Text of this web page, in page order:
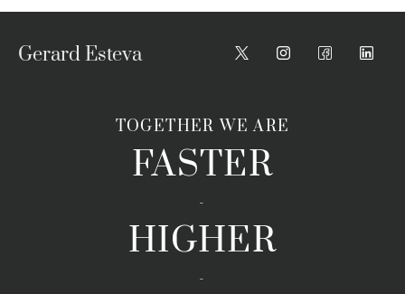
Gerard Esteva
TOGETHER WE ARE
FASTER
-
HIGHER
-